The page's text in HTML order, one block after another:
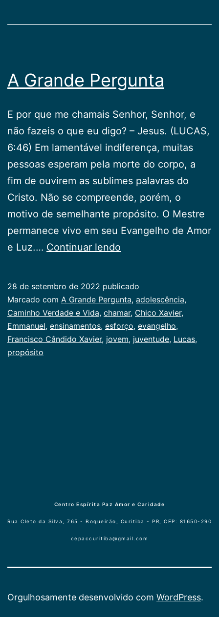
A Grande Pergunta
E por que me chamais Senhor, Senhor, e
não fazeis o que eu digo? – Jesus. (LUCAS,
6:46) Em lamentável indiferença, muitas
pessoas esperam pela morte do corpo, a
fim de ouvirem as sublimes palavras do
Cristo. Não se compreende, porém, o
motivo de semelhante propósito. O Mestre
permanece vivo em seu Evangelho de Amor
e Luz.… Continuar lendo
28 de setembro de 2022 publicado
Categorizado
como
Juventude
Marcado com A Grande Pergunta, adolescência,
Caminho Verdade e Vida, chamar, Chico Xavier,
Emmanuel, ensinamentos, esforço, evangelho,
Francisco Cândido Xavier, jovem, juventude, Lucas,
propósito
Centro Espírita Paz Amor e Caridade
Rua Cleto da Silva, 765 - Boqueirão, Curitiba - PR, CEP: 81650-290
cepaccuritiba@gmail.com
Orgulhosamente desenvolvido com WordPress.